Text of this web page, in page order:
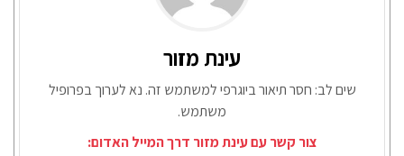
עינת מזור
שים לב: חסר תיאור ביוגרפי למשתמש זה. נא לערוך בפרופיל
משתמש.
צור קשר עם עינת מזור דרך המייל האדום: